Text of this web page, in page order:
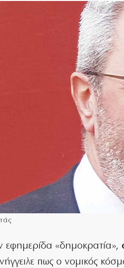
εφημερίδα «δημοκρατία»,
πως ο νομικός